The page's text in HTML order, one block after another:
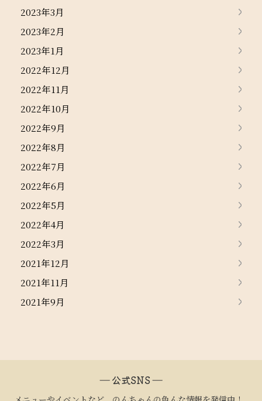
2023年3月
2023年2月
2023年1月
2022年12月
2022年11月
2022年10月
2022年9月
2022年8月
2022年7月
2022年6月
2022年5月
2022年4月
2022年3月
2021年12月
2021年11月
2021年9月
― 公式SNS ―